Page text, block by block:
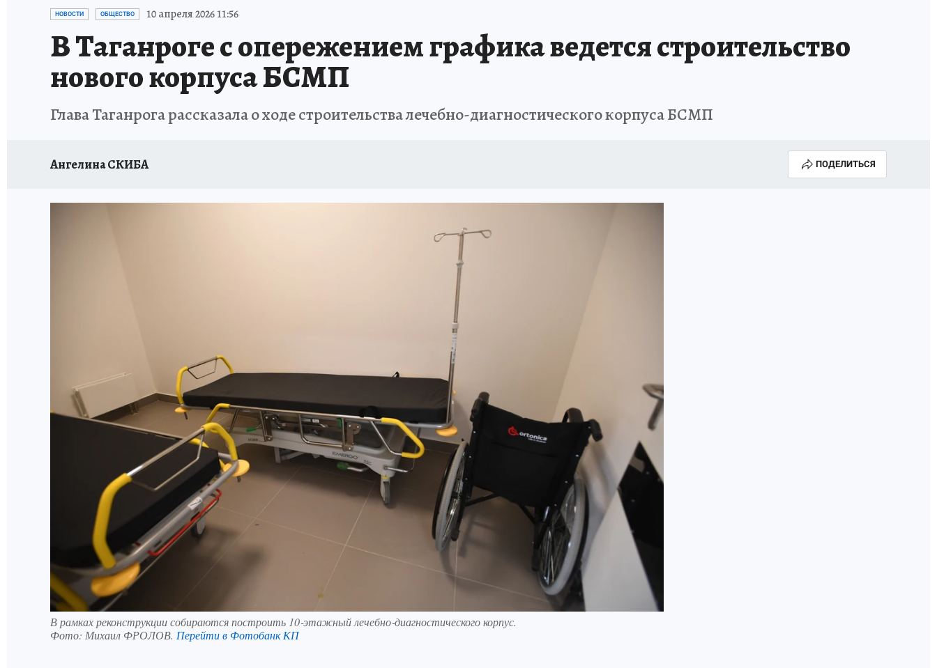
ЗАПОВЕДНАЯ РОССИЯ ПРОИСШЕСТВИЯ
НОВОСТИ ОБЩЕСТВО 10 апреля 2026 11:56
В Таганроге с опережением графика ведется строительство
нового корпуса БСМП
Глава Таганрога рассказала о ходе строительства лечебно-диагностического корпуса БСМП
Ангелина СКИБА ПОДЕЛИТЬСЯ
В рамках реконструкции собираются построить 10‑этажный лечебно‑диагностического корпус.
Фото: Михаил ФРОЛОВ. Перейти в Фотобанк КП